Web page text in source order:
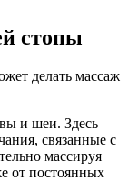
стопы
делать массаж
и шеи. Здесь
связанные с
массируя
от постоянных